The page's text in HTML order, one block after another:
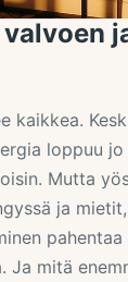
kaikkea.
loppuu
Mutta
ja
Ja mitä